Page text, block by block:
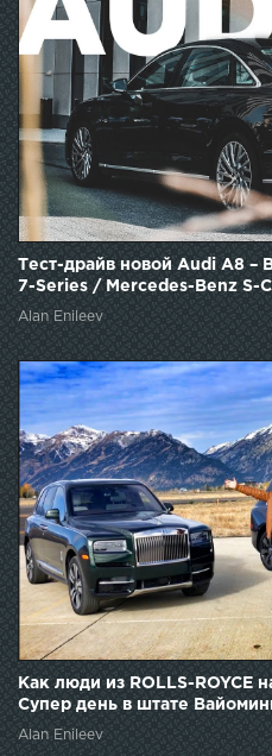
Тест-драйв новой Audi A8 –
7-Series / Mercedes-Benz S-
Alan Enileev
Как люди из ROLLS-ROYCE
Супер день в штате
Alan Enileev